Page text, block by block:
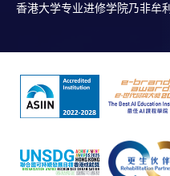
香港大学专业进修学院乃非牟